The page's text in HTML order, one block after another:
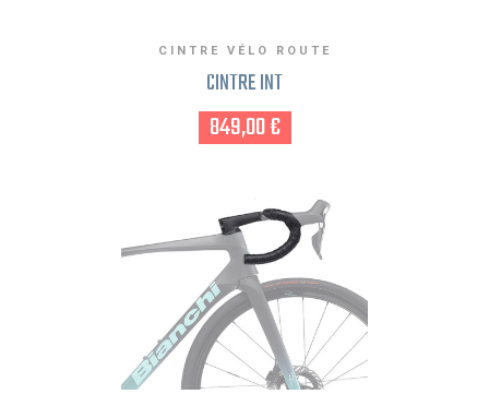
CINTRE VÉLO ROUTE
CINTRE INT
849,00 €